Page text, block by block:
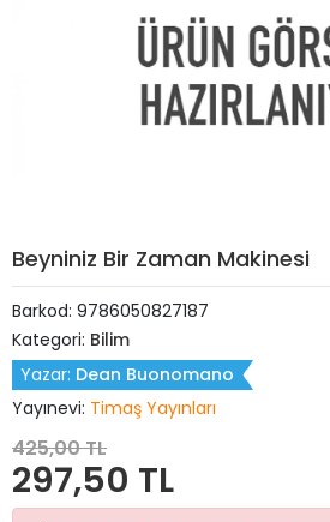
Beyniniz Bir Zaman Makinesi
Barkod: 9786050827187
Kategori: Bilim
Yazar: Dean Buonomano
Yayınevi: Timaş Yayınları
425,00 TL
297,50 TL